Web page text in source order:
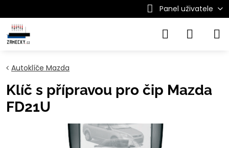
Panel uživatele
Autoklíče Mazda
Klíč s přípravou pro čip Mazda
FD21U